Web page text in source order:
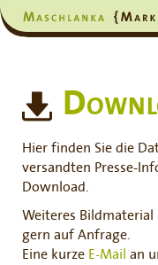
Hier finden Sie die
versandten Presse-
Download.
Weiteres
gern auf Anfrage.
Eine kurze E-Mail an